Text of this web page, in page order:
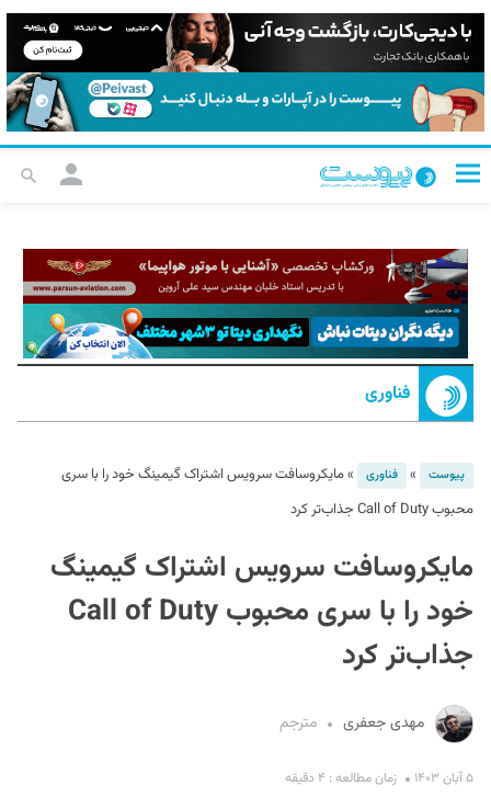
فناوری
پیوست » فناوری »مایکروسافت سرویس اشتراک گیمینگ خود را با سری
محبوب Call of Duty جذاب‌تر کرد
مایکروسافت سرویس اشتراک گیمینگ
خود را با سری محبوب Call of Duty
جذاب‌تر کرد
مهدی جعفری مترجم
۵ آبان ۱۴۰۳ زمان مطالعه : ۴ دقیقه